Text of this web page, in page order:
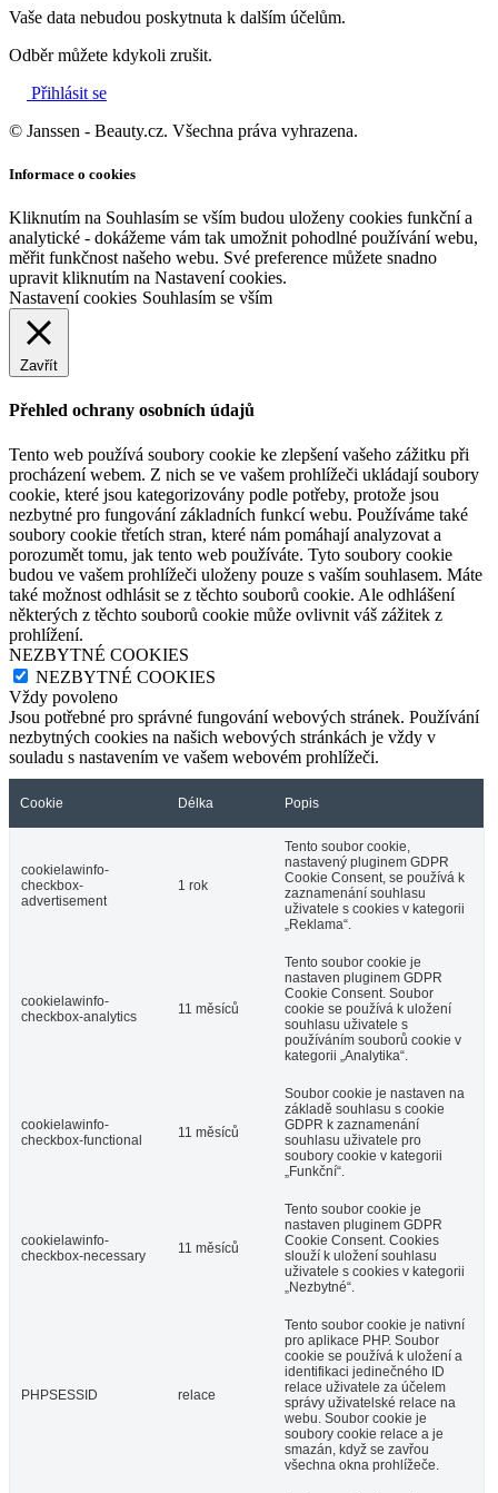
Vaše data nebudou poskytnuta k dalším účelům.
Odběr můžete kdykoli zrušit.
Přihlásit se
© Janssen - Beauty.cz. Všechna práva vyhrazena.
Informace o cookies
Kliknutím na Souhlasím se vším budou uloženy cookies funkční a
analytické - dokážeme vám tak umožnit pohodlné používání webu,
měřit funkčnost našeho webu. Své preference můžete snadno
upravit kliknutím na Nastavení cookies.
Nastavení cookies Souhlasím se vším
Zavřít
Přehled ochrany osobních údajů
Tento web používá soubory cookie ke zlepšení vašeho zážitku při
procházení webem. Z nich se ve vašem prohlížeči ukládají soubory
cookie, které jsou kategorizovány podle potřeby, protože jsou
nezbytné pro fungování základních funkcí webu. Používáme také
soubory cookie třetích stran, které nám pomáhají analyzovat a
porozumět tomu, jak tento web používáte. Tyto soubory cookie
budou ve vašem prohlížeči uloženy pouze s vaším souhlasem. Máte
také možnost odhlásit se z těchto souborů cookie. Ale odhlášení
některých z těchto souborů cookie může ovlivnit váš zážitek z
prohlížení.
NEZBYTNÉ COOKIES
NEZBYTNÉ COOKIES
Vždy povoleno
Jsou potřebné pro správné fungování webových stránek. Používání
nezbytných cookies na našich webových stránkách je vždy v
souladu s nastavením ve vašem webovém prohlížeči.
Cookie Délka Popis
cookielawinfo-
checkbox-
advertisement
1 rok
Tento soubor cookie,
nastavený pluginem GDPR
Cookie Consent, se používá k
zaznamenání souhlasu
uživatele s cookies v kategorii
„Reklama“.
cookielawinfo-
checkbox-analytics
11 měsíců
Tento soubor cookie je
nastaven pluginem GDPR
Cookie Consent. Soubor
cookie se používá k uložení
souhlasu uživatele s
používáním souborů cookie v
kategorii „Analytika“.
cookielawinfo-
checkbox-functional
11 měsíců
Soubor cookie je nastaven na
základě souhlasu s cookie
GDPR k zaznamenání
souhlasu uživatele pro
soubory cookie v kategorii
„Funkční“.
cookielawinfo-
checkbox-necessary
11 měsíců
Tento soubor cookie je
nastaven pluginem GDPR
Cookie Consent. Cookies
slouží k uložení souhlasu
uživatele s cookies v kategorii
„Nezbytné“.
PHPSESSID relace
Tento soubor cookie je nativní
pro aplikace PHP. Soubor
cookie se používá k uložení a
identifikaci jedinečného ID
relace uživatele za účelem
správy uživatelské relace na
webu. Soubor cookie je
soubory cookie relace a je
smazán, když se zavřou
všechna okna prohlížeče.